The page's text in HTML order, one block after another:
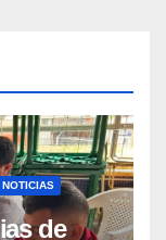
NOTICIAS
de